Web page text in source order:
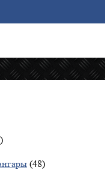
(48)